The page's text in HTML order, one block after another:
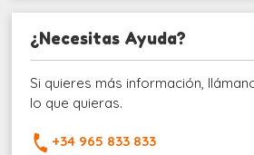
¿Necesitas Ayuda?
Si quieres más información,
lo que quieras.
+34 965 833 833